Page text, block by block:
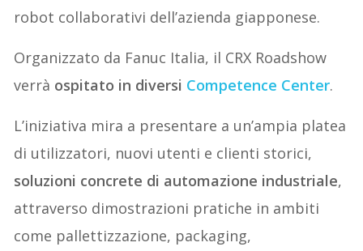
robot collaborativi dell’azienda giapponese.
Organizzato da Fanuc Italia, il CRX Roadshow
verrà ospitato in diversi Competence Center.
L’iniziativa mira a presentare a un’ampia platea
di utilizzatori, nuovi utenti e clienti storici,
soluzioni concrete di automazione industriale,
attraverso dimostrazioni pratiche in ambiti
come pallettizzazione, packaging,